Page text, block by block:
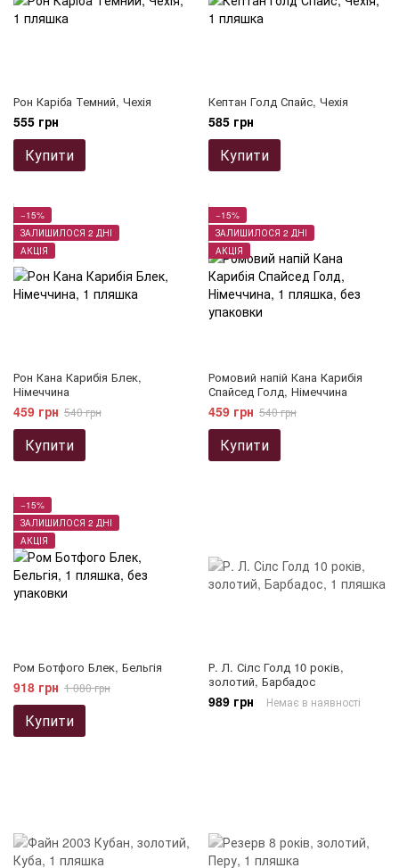
Рон Каріба Темний, Чехія
555 грн
Купити
Кептан Голд Спайс, Чехія
585 грн
Купити
−15%
ЗАЛИШИЛОСЯ 2 ДНІ
АКЦІЯ
Рон Кана Карибія Блек,
Німеччина
459 грн 540 грн
Купити
−15%
ЗАЛИШИЛОСЯ 2 ДНІ
АКЦІЯ
Ромовий напій Кана Карибія
Спайсед Голд, Німеччина
459 грн 540 грн
Купити
−15%
ЗАЛИШИЛОСЯ 2 ДНІ
АКЦІЯ
Ром Ботфого Блек, Бельгія
918 грн 1 080 грн
Купити
Р. Л. Сілс Голд 10 років,
золотий, Барбадос
989 грн Немає в наявності